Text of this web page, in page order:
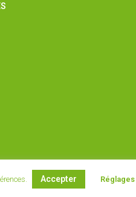
Fait avec par e-declic
Accepter Réglages